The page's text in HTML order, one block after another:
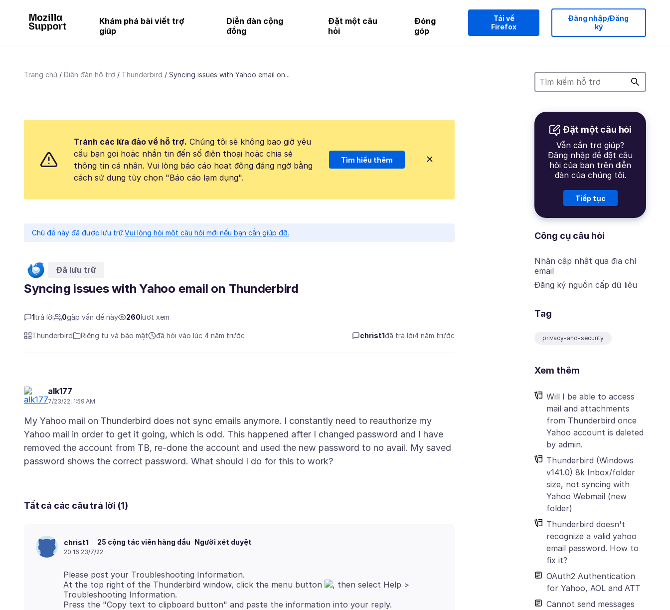
Khám phá bài viết trợ
giúp
Diễn đàn cộng
đồng
Đặt một câu
hỏi
Đóng
góp
Tải về
Firefox
Đăng nhập/Đăng
ký
Trang chủ Diễn đàn hỗ trợ Thunderbird Syncing issues with Yahoo email on...
Đặt một câu hỏi
Vẫn cần trợ giúp?
Đăng nhập để đặt câu
hỏi của bạn trên diễn
đàn của chúng tôi.
Tiếp tục
Công cụ câu hỏi
Nhận cập nhật qua địa chỉ
email
Đăng ký nguồn cấp dữ liệu
Tag
privacy-and-security
Xem thêm
Will I be able to access
mail and attachments
from Thunderbird once
Yahoo account is deleted
by admin.
Thunderbird (Windows
v141.0) 8k Inbox/folder
size, not syncing with
Yahoo Webmail (new
folder)
Thunderbird doesn't
recognize a valid yahoo
email password. How to
fix it?
OAuth2 Authentication
for Yahoo, AOL and ATT
Cannot send messages
Tránh các lừa đảo về hỗ trợ. Chúng tôi sẽ không bao giờ yêu
cầu bạn gọi hoặc nhắn tin đến số điện thoại hoặc chia sẻ
thông tin cá nhân. Vui lòng báo cáo hoạt động đáng ngờ bằng
cách sử dụng tùy chọn "Báo cáo lạm dụng".
Tìm hiểu thêm
Chủ đề này đã được lưu trữ.Vui lòng hỏi một câu hỏi mới nếu bạn cần giúp đỡ.
Đã lưu trữ
Syncing issues with Yahoo email on Thunderbird
1trả lời 0gặp vấn đề này 260lượt xem
Thunderbird Riêng tư và bảo mật đã hỏi vào lúc 4 năm trước christ1đã trả lời4 năm trước
alk177
7/23/22, 1:59 AM
My Yahoo mail on Thunderbird does not sync emails anymore. I constantly need to reauthorize my
Yahoo mail in order to get it going, which is odd. This happened after I changed password and I have
removed the account from TB, re-done the account and used the new password to no avail. My saved
Tất cả các câu trả lời (1)
christ1 25 cộng tác viên hàng đầu Người xét duyệt
20:16 23/7/22
Please post your Troubleshooting Information.
At the top right of the Thunderbird window, click the menu button
, then select Help >
Troubleshooting Information.